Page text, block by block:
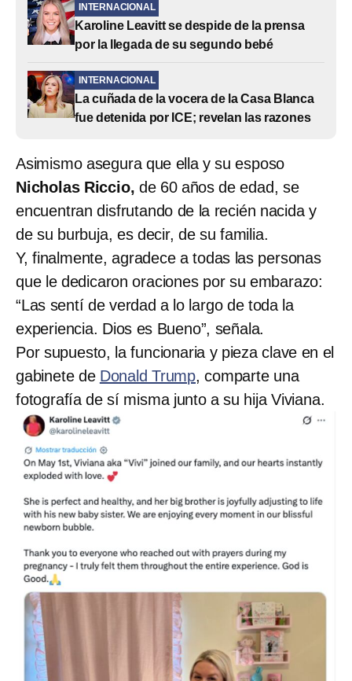
INTERNACIONAL
Karoline Leavitt se despide de la prensa
por la llegada de su segundo bebé
INTERNACIONAL
La cuñada de la vocera de la Casa Blanca
fue detenida por ICE; revelan las razones
Asimismo asegura que ella y su esposo
Nicholas Riccio, de 60 años de edad, se
encuentran disfrutando de la recién nacida y
de su burbuja, es decir, de su familia.
Y, finalmente, agradece a todas las personas
que le dedicaron oraciones por su embarazo:
“Las sentí de verdad a lo largo de toda la
experiencia. Dios es Bueno”, señala.
Por supuesto, la funcionaria y pieza clave en el
gabinete de Donald Trump, comparte una
fotografía de sí misma junto a su hija Viviana.